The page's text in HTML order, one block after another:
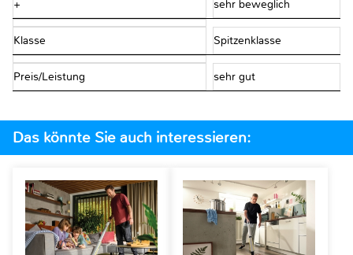
+ sehr beweglich
Klasse Spitzenklasse
Preis/Leistung sehr gut
Das könnte Sie auch interessieren: